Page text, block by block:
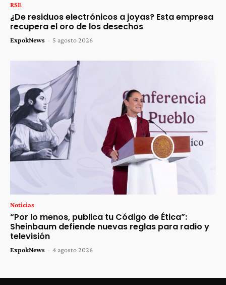
RSE
¿De residuos electrónicos a joyas? Esta empresa
recupera el oro de los desechos
ExpokNews - 5 agosto 2026
Noticias
“Por lo menos, publica tu Código de Ética”:
Sheinbaum defiende nuevas reglas para radio y
televisión
ExpokNews - 4 agosto 2026